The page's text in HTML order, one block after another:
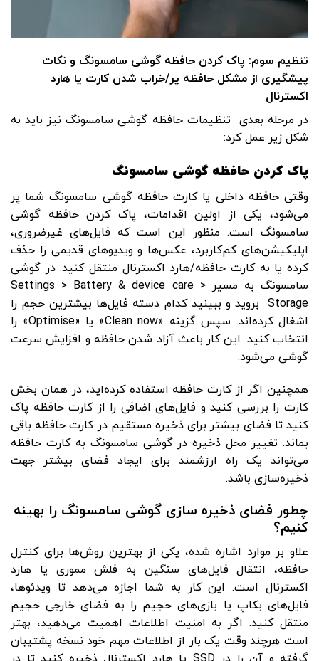
تنظیم سوم: پاک کردن حافظه گوشی سامسونگ و نکات
پیشگیری از مشکل حافظه پر/خراب شدن کارت یا هارد
اکسترنال
در مرحله بعدی تنظیمات حافظه گوشی سامسونگ نیز باید به
شکل زیر عمل کرد:
پاک کردن حافظه گوشی سامسونگ
وقتی حافظه داخلی یا کارت حافظه گوشی سامسونگ شما پر
می‌شود، یکی از اولین اقدامات، پاک کردن حافظه گوشی
سامسونگ است. منظور این است که فایل‌های غیرضروری،
اپلیکیشن‌های کم‌کاربرد، عکس‌ها و ویدیوهای قدیمی را حذف
کرده یا به کارت حافظه/هارد اکسترنال منتقل کنید. در گوشی
سامسونگ به مسیر Settings > Battery & device care >
Storage بروید و ببینید کدام دسته فایل‌ها بیشترین حجم را
اشغال کرده‌اند. سپس گزینه «Clean now» یا «Optimise» را
انتخاب کنید. این کار باعث آزاد شدن حافظه و افزایش سرعت
گوشی می‌شود.
همچنین اگر از کارت حافظه استفاده کرده‌اید، در همان بخش
کارت را بررسی کنید و فایل‌های اضافی را از کارت حافظه پاک
کنید تا فضای بیشتر برای ذخیره مستقیم در کارت حافظه باقی
بماند. تغییر محل ذخیره در گوشی سامسونگ به کارت حافظه
می‌تواند یک راه ارزشمند برای ایجاد فضای بیشتر جهت
ذخیره‌سازی باشد.
چطور فضای ذخیره‌ سازی گوشی سامسونگ را بهینه
کنیم؟
علاو بر موارد اشاره شده، یکی از بهترین روش‌ها برای کنترل
حافظه، انتقال فایل‌های سنگین به فلش مموری یا هارد
اکسترنال است. این کار به شما اجازه می‌دهد تا ویدئوها،
فایل‌های بکاپ یا بازی‌های حجیم را به فضای خارجی حجیم
منتقل کنید. اگر به امنیت اطلاعات اهمیت می‌دهید، بهتر
است هرچند وقت یک بار از اطلاعات مهم خود نسخه پشتیبان